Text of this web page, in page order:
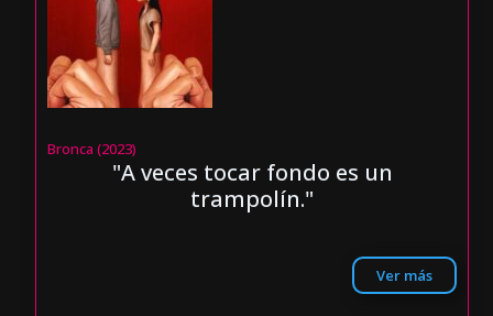
Bronca (2023)
"A veces tocar fondo es un
trampolín."
Ver más